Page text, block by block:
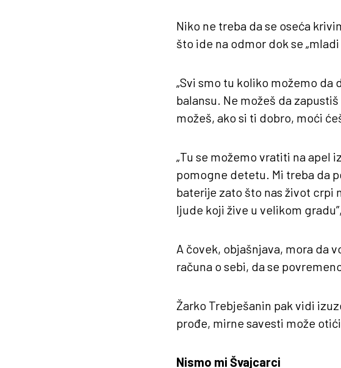
Niko ne treba da se oseća
što ide na odmor dok se
„Svi smo tu koliko možemo da
balansu. Ne možeš da
možeš, ako si ti dobro, moći
„Tu se možemo vratiti na apel
pomogne detetu. Mi treba da
baterije zato što nas život crpi
ljude koji žive u velikom
A čovek, objašnjava, mora da
računa o sebi, da se
Žarko Trebješanin pak vidi
prođe, mirne savesti može
Nismo mi Švajcarci